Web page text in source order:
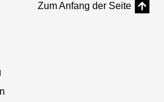
Zum Anfang der Seite